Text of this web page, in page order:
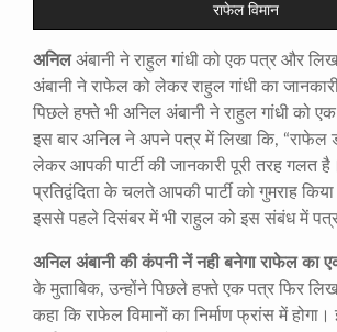
राफेल विमान
अनिलअंबानी ने राहुल गांधी को एक पत्र और
अंबानी ने राफेल को लेकर राहुल गांधी का
पिछले हफ्ते भी अनिल अंबानी ने राहुल गांधी को
इस बार अनिल ने अपने पत्र में लिखा कि, “राफेल
लेकर आपकी पार्टी की जानकारी पूरी तरह गलत
प्रतिद्वंदिता के चलते आपकी पार्टी को गुमराह
इससे पहले दिसंबर में भी राहुल को इस संबंध में
अनिल अंबानी की कंपनी नें नही बनेगा राफेल का
के मुताबिक, उन्होंने पिछले हफ्ते एक पत्र फिर
कहा कि राफेल विमानों का निर्माण फ्रांस में